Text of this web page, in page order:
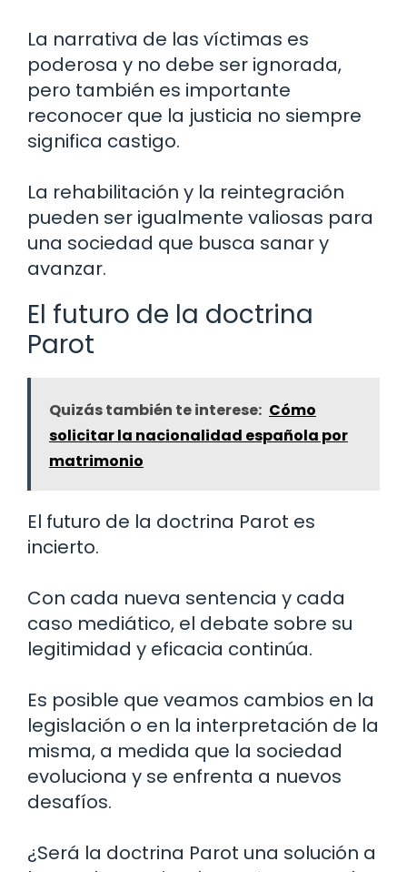
La narrativa de las víctimas es
poderosa y no debe ser ignorada,
pero también es importante
reconocer que la justicia no siempre
significa castigo.
La rehabilitación y la reintegración
pueden ser igualmente valiosas para
una sociedad que busca sanar y
avanzar.
El futuro de la doctrina
Parot
Quizás también te interese: Cómo
solicitar la nacionalidad española por
matrimonio
El futuro de la doctrina Parot es
incierto.
Con cada nueva sentencia y cada
caso mediático, el debate sobre su
legitimidad y eficacia continúa.
Es posible que veamos cambios en la
legislación o en la interpretación de la
misma, a medida que la sociedad
evoluciona y se enfrenta a nuevos
desafíos.
¿Será la doctrina Parot una solución a